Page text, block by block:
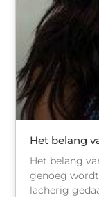
Het belang
Het belang
genoeg
lacherig